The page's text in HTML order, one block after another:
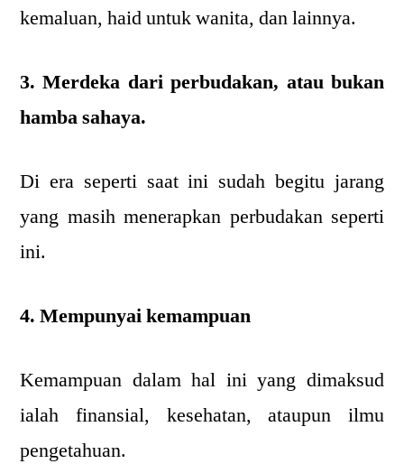
kemaluan, haid untuk wanita, dan lainnya.
3. Merdeka dari perbudakan, atau bukan
hamba sahaya.
Di era seperti saat ini sudah begitu jarang
yang masih menerapkan perbudakan seperti
ini.
4. Mempunyai kemampuan
Kemampuan dalam hal ini yang dimaksud
ialah finansial, kesehatan, ataupun ilmu
pengetahuan.